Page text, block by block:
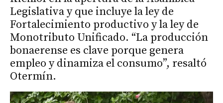
Legislativa y que incluye la ley de
Fortalecimiento productivo y la ley de
Monotributo Unificado. “La producción
bonaerense es clave porque genera
empleo y dinamiza el consumo”, resaltó
Otermín.